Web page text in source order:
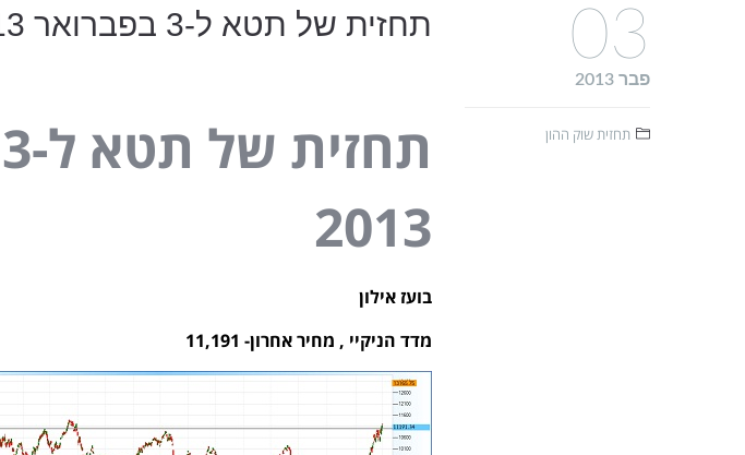
תחזית של תטא ל-3 בפברואר 2013
2013
בועז אילון
מדד הניקיי , מחיר אחרון- 11,191
03
פבר 2013
תחזית שוק ההון